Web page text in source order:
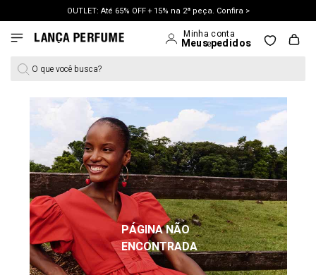
OUTLET: Até 65% OFF + 15% na 2ª peça. Confira >
LANÇAMENTO PRIMAVERA 27. Clique e aproveite.
O que você busca?
PÁGINA NÃO
ENCONTRADA